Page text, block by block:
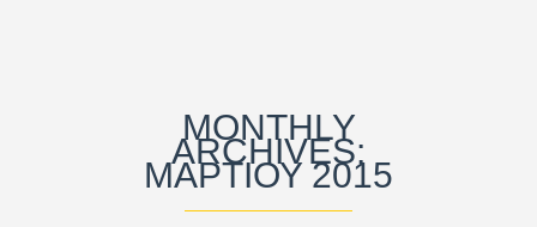
MONTHLY
ARCHIVES:
ΜΑΡΤΊΟΥ 2015